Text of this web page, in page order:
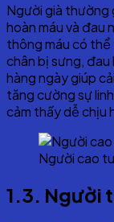
Người già thường
hoàn máu và đau
thông máu có thể
chân bị sưng, đau
hàng ngày giúp
tăng cường sự
cảm thấy dễ chịu
Người cao
1.3. Người